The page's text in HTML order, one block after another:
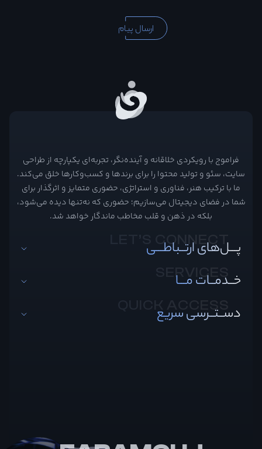
فراموج با رویکردی خلاقانه و آینده‌نگر، تجربه‌ای یکپارچه از طراحی
سایت، سئو و تولید محتوا را برای برندها و کسب‌وکارها خلق می‌کند.
ما با ترکیب هنر، فناوری و استراتژی، حضوری متمایز و اثرگذار برای
شما در فضای دیجیتال می‌سازیم؛ حضوری که نه‌تنها دیده می‌شود،
بلکه در ذهن و قلب مخاطب ماندگار خواهد شد.
پـــل‌های ارتــباطـــی
خــدمــات مـــا
دســتــرسی سریع